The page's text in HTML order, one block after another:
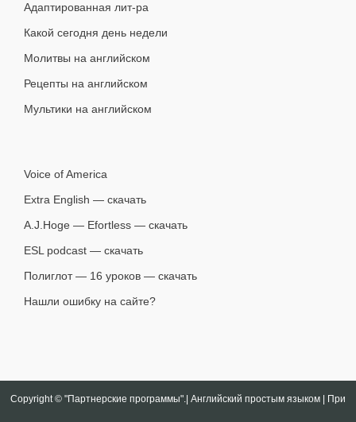
Адаптированная лит-ра
Какой сегодня день недели
Молитвы на английском
Рецепты на английском
Мультики на английском
Voice of America
Extra English — скачать
A.J.Hoge — Efortless — скачать
ESL podcast — скачать
Полиглот — 16 уроков — скачать
Нашли ошибку на сайте?
Copyright © "Партнерские программы".| Английский простым языком | При